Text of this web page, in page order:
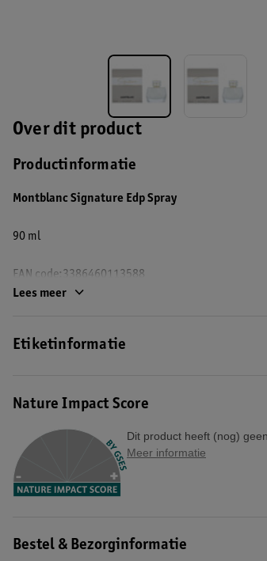
Over dit product
Productinformatie
Montblanc Signature Edp Spray
90 ml
EAN code:3386460113588
Lees meer
Etiketinformatie
Nature Impact Score
Dit product heeft (nog)
Meer informatie
Bestel & Bezorginformatie